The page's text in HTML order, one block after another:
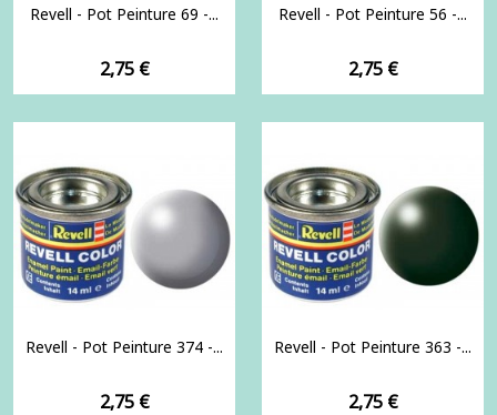
Revell - Pot Peinture 69 -...
Prix
2,75 €
Revell - Pot Peinture 56 -...
Prix
2,75 €
Revell - Pot Peinture 374 -...
Prix
2,75 €
Revell - Pot Peinture 363 -...
Prix
2,75 €